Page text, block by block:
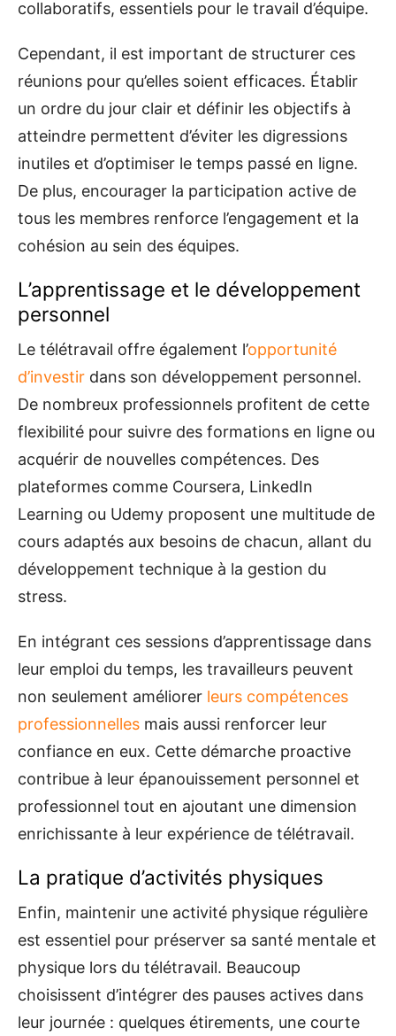
collaboratifs, essentiels pour le travail d’équipe.
Cependant, il est important de structurer ces
réunions pour qu’elles soient efficaces. Établir
un ordre du jour clair et définir les objectifs à
atteindre permettent d’éviter les digressions
inutiles et d’optimiser le temps passé en ligne.
De plus, encourager la participation active de
tous les membres renforce l’engagement et la
cohésion au sein des équipes.
L’apprentissage et le développement
personnel
Le télétravail offre également l’opportunité
d’investir dans son développement personnel.
De nombreux professionnels profitent de cette
flexibilité pour suivre des formations en ligne ou
acquérir de nouvelles compétences. Des
plateformes comme Coursera, LinkedIn
Learning ou Udemy proposent une multitude de
cours adaptés aux besoins de chacun, allant du
développement technique à la gestion du
stress.
En intégrant ces sessions d’apprentissage dans
leur emploi du temps, les travailleurs peuvent
non seulement améliorer leurs compétences
professionnelles mais aussi renforcer leur
confiance en eux. Cette démarche proactive
contribue à leur épanouissement personnel et
professionnel tout en ajoutant une dimension
enrichissante à leur expérience de télétravail.
La pratique d’activités physiques
Enfin, maintenir une activité physique régulière
est essentiel pour préserver sa santé mentale et
physique lors du télétravail. Beaucoup
choisissent d’intégrer des pauses actives dans
leur journée : quelques étirements, une courte